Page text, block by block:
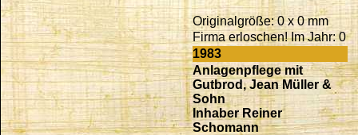
Originalgröße: 0 x 0 mm
Firma erloschen! Im Jahr: 0
1983
Anlagenpflege mit
Gutbrod, Jean Müller &
Sohn
Inhaber Reiner
Schomann